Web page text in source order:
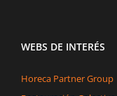
WEBS DE INTERÉS
Horeca Partner Group